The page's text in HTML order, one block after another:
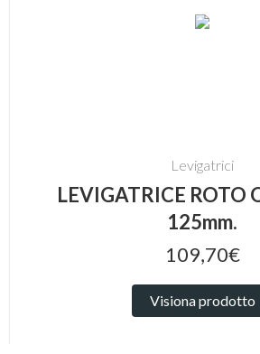
Levigatrici
LEVIGATRICE ROTO
125mm.
109,70€
Visiona prodotto